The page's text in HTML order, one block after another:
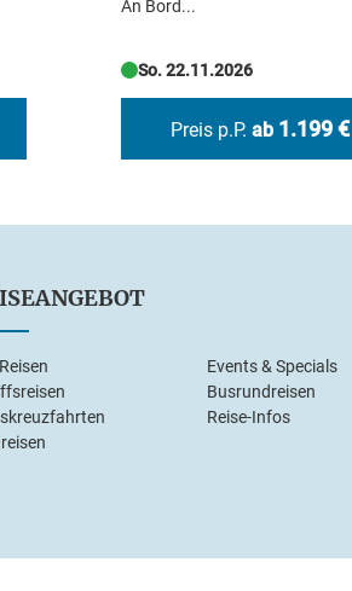
An Bord...
So. 22.11.2026
Preis p.P. ab 1.199 €
Events & Specials
Busrundreisen
Reise-Infos